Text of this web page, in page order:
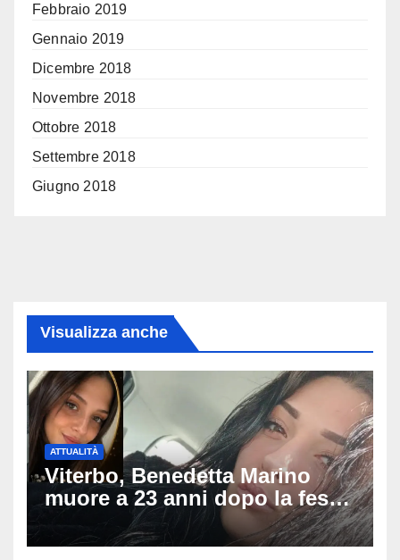
Febbraio 2019
Gennaio 2019
Dicembre 2018
Novembre 2018
Ottobre 2018
Settembre 2018
Giugno 2018
Visualizza anche
ATTUALITÀ
Viterbo, Benedetta Marino
muore a 23 anni dopo la festa
di compleanno: trovata senza
vita nell’ex consorzio, è giallo